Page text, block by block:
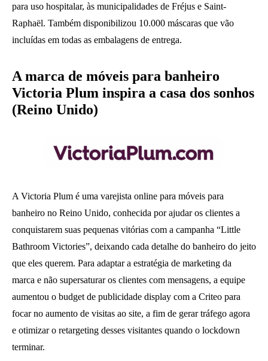
para uso hospitalar, às municipalidades de Fréjus e Saint-
Raphaël. Também disponibilizou 10.000 máscaras que vão
incluídas em todas as embalagens de entrega.
A marca de móveis para banheiro
Victoria Plum inspira a casa dos sonhos
(Reino Unido)
A Victoria Plum é uma varejista online para móveis para
banheiro no Reino Unido, conhecida por ajudar os clientes a
conquistarem suas pequenas vitórias com a campanha “Little
Bathroom Victories”, deixando cada detalhe do banheiro do jeito
que eles querem. Para adaptar a estratégia de marketing da
marca e não supersaturar os clientes com mensagens, a equipe
aumentou o budget de publicidade display com a Criteo para
focar no aumento de visitas ao site, a fim de gerar tráfego agora
e otimizar o retargeting desses visitantes quando o lockdown
terminar.